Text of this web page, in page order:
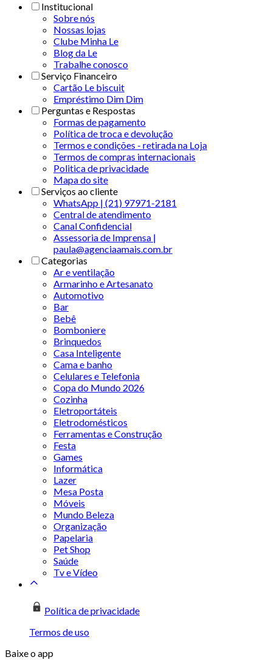
Institucional
Sobre nós
Nossas lojas
Clube Minha Le
Blog da Le
Trabalhe conosco
Serviço Financeiro
Cartão Le biscuit
Empréstimo Dim Dim
Perguntas e Respostas
Formas de pagamento
Política de troca e devolução
Termos e condições - retirada na Loja
Termos de compras internacionais
Politica de privacidade
Mapa do site
Serviços ao cliente
WhatsApp | (21) 97971-2181
Central de atendimento
Canal Confidencial
Assessoria de Imprensa |
paula@agenciaamais.com.br
Categorias
Ar e ventilação
Armarinho e Artesanato
Automotivo
Bar
Bebê
Bomboniere
Brinquedos
Casa Inteligente
Cama e banho
Celulares e Telefonia
Copa do Mundo 2026
Cozinha
Eletroportáteis
Eletrodomésticos
Ferramentas e Construção
Festa
Games
Informática
Lazer
Mesa Posta
Móveis
Mundo Beleza
Organização
Papelaria
Pet Shop
Saúde
Tv e Vídeo
Política de privacidade
Termos de uso
Baixe o app